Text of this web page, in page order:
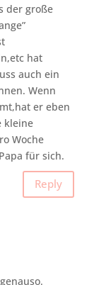
der große
hat
auch ein
Wenn
er eben
kleine
Woche
für sich.
Reply